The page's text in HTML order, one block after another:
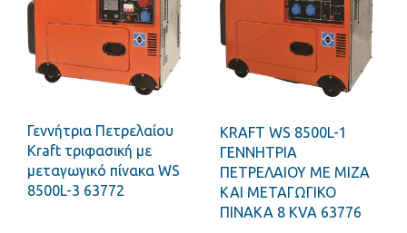
Γεννήτρια Πετρελαίου
Kraft τριφασική με
μεταγωγικό πίνακα WS
8500L-3 63772
KRAFT WS 8500L-1
ΓΕΝΝΗΤΡΙΑ
ΠΕΤΡΕΛΑΙΟΥ ΜΕ ΜΙΖΑ
ΚΑΙ ΜΕΤΑΓΩΓΙΚΟ
ΠΙΝΑΚΑ 8 ΚVA 63776